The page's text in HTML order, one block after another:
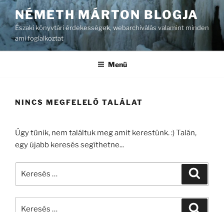
Tartalomhoz
NÉMETH MÁRTON BLOGJA
Északi könyvtári érdekességek, webarchiválás valamint minden
ami foglalkoztat
Menü
NINCS MEGFELELŐ TALÁLAT
Úgy tűnik, nem találtuk meg amit kerestünk. :) Talán,
egy újabb keresés segíthetne...
kifejezésre: